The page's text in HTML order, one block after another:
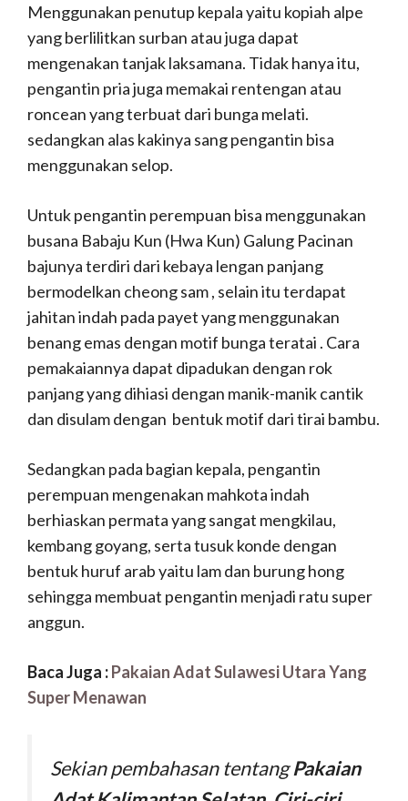
Menggunakan penutup kepala yaitu kopiah alpe
yang berlilitkan surban atau juga dapat
mengenakan tanjak laksamana. Tidak hanya itu,
pengantin pria juga memakai rentengan atau
roncean yang terbuat dari bunga melati.
sedangkan alas kakinya sang pengantin bisa
menggunakan selop.
Untuk pengantin perempuan bisa menggunakan
busana Babaju Kun (Hwa Kun) Galung Pacinan
bajunya terdiri dari kebaya lengan panjang
bermodelkan cheong sam , selain itu terdapat
jahitan indah pada payet yang menggunakan
benang emas dengan motif bunga teratai . Cara
pemakaiannya dapat dipadukan dengan rok
panjang yang dihiasi dengan manik-manik cantik
dan disulam dengan bentuk motif dari tirai bambu.
Sedangkan pada bagian kepala, pengantin
perempuan mengenakan mahkota indah
berhiaskan permata yang sangat mengkilau,
kembang goyang, serta tusuk konde dengan
bentuk huruf arab yaitu lam dan burung hong
sehingga membuat pengantin menjadi ratu super
anggun.
Baca Juga :Pakaian Adat Sulawesi Utara Yang
Super Menawan
Sekian pembahasan tentangPakaian